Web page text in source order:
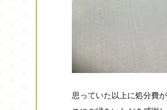
思っていた以上に処分費